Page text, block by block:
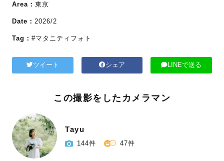
Area： 東京
Date： 2026/2
Tag： #マタニティフォト
ツイート シェア LINEで送る
この撮影をしたカメラマン
Tayu
144件 47件